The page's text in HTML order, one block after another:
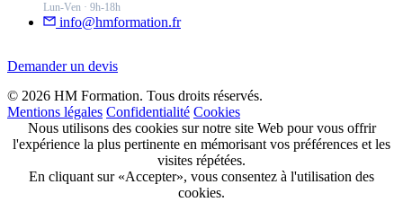
Lun-Ven · 9h-18h
info@hmformation.fr
Demander un devis
© 2026 HM Formation. Tous droits réservés.
Mentions légales Confidentialité Cookies
Nous utilisons des cookies sur notre site Web pour vous offrir
l'expérience la plus pertinente en mémorisant vos préférences et les
visites répétées.
En cliquant sur «Accepter», vous consentez à l'utilisation des
cookies.